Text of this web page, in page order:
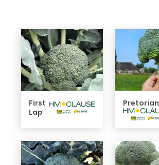
First
Lap
Pretorian